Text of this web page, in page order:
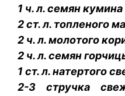
1 ч. л. семян кумина
2 ст. л. топленого
2 ч. л. молотого
2 ч. л. семян
1 ст. л. натертого
2-3 стручка